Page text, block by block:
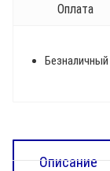
Оплата
Описание